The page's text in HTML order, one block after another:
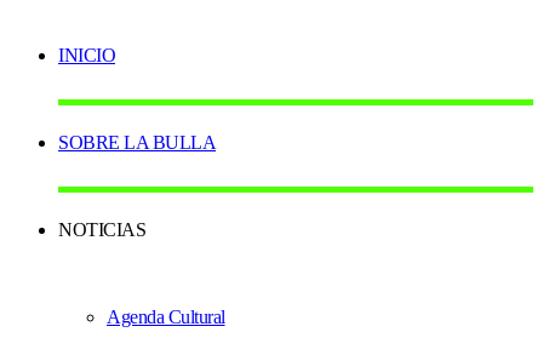
INICIO
SOBRE LA BULLA
NOTICIAS
Agenda Cultural